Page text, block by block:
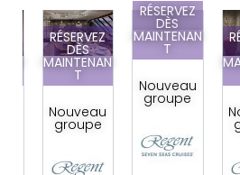
RÉSERVEZ
DÈS
MAINTENAN
Nouveau
groupe
RÉSERVEZ
DÈS
MAINTENAN
Nouveau
groupe